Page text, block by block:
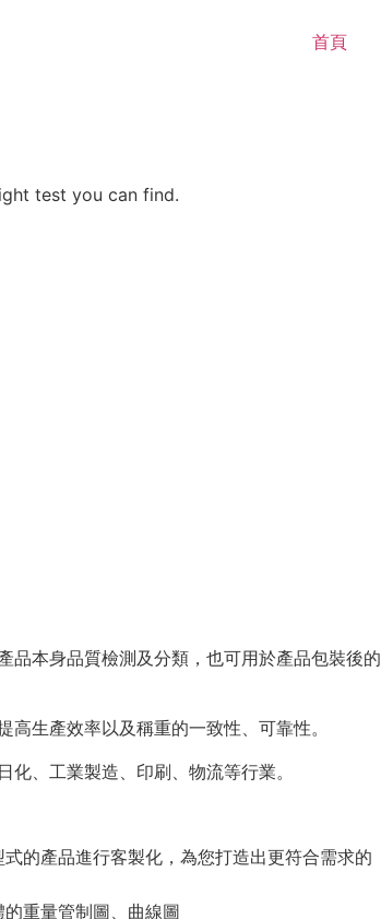
首頁
test you can find.
品本身品質檢測及分類，也可用於產品包裝後的
高生產效率以及稱重的一致性、可靠性。
化、工業製造、印刷、物流等行業。
的產品進行客製化，為您打造出更符合需求的
重量管制圖、曲線圖